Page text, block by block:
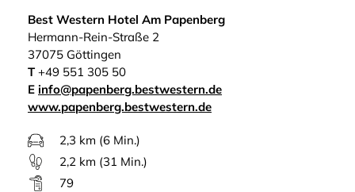
Best Western Hotel Am Papenberg
Hermann-Rein-Straße 2
37075 Göttingen
T+49 551 305 50
E info@papenberg.bestwestern.de
www.papenberg.bestwestern.de
2,3 km (6 Min.)
2,2 km (31 Min.)
79